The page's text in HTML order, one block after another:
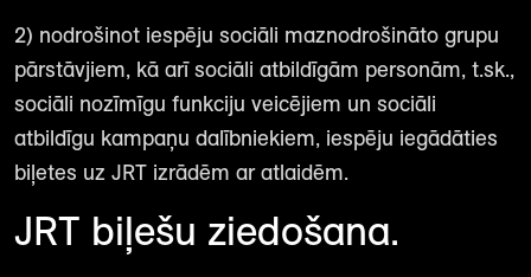
2) nodrošinot iespēju sociāli maznodrošināto grupu
pārstāvjiem, kā arī sociāli atbildīgām personām, t.sk.,
sociāli nozīmīgu funkciju veicējiem un sociāli
atbildīgu kampaņu dalībniekiem, iespēju iegādāties
biļetes uz JRT izrādēm ar atlaidēm.
JRT biļešu ziedošana.